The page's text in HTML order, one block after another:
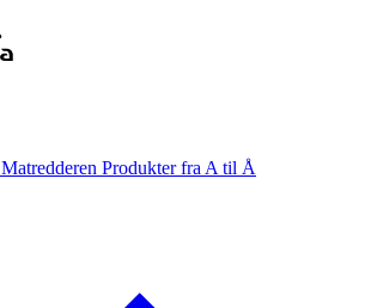
Matredderen Produkter fra A til Å